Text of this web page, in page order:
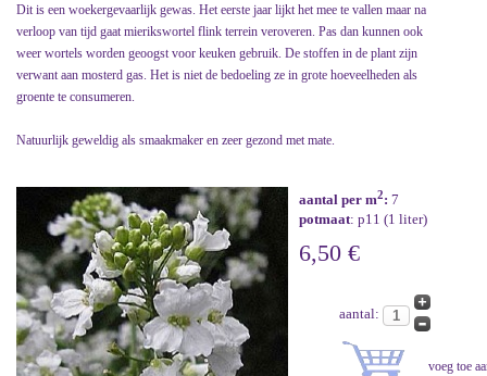
Dit is een woekergevaarlijk gewas. Het eerste jaar lijkt het mee te vallen maar na
verloop van tijd gaat mierikswortel flink terrein veroveren. Pas dan kunnen ook
weer wortels worden geoogst voor keuken gebruik. De stoffen in de plant zijn
verwant aan mosterd gas. Het is niet de bedoeling ze in grote hoeveelheden als
groente te consumeren.
Natuurlijk geweldig als smaakmaker en zeer gezond met mate.
aantal per m2: 7
potmaat: p11 (1 liter)
6,50 €
aantal: